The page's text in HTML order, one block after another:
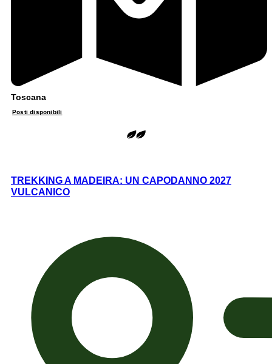
Toscana
Posti disponibili
TREKKING A MADEIRA: UN CAPODANNO 2027
VULCANICO